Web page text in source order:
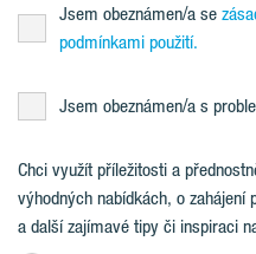
Jsem obeznámen/a se
podmínkami použití.
Jsem obeznámen/a s
Chci využít příležitosti a
výhodných nabídkách, o
a další zajímavé tipy či inspiraci